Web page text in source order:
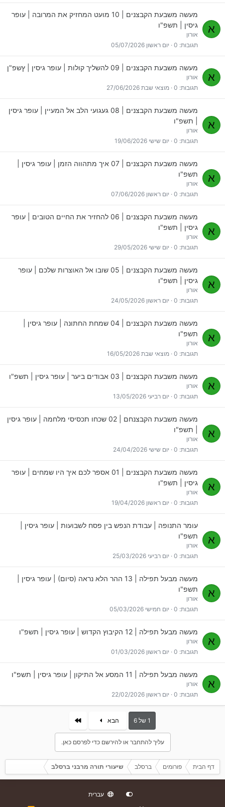
א
מעשה משבעת הקבצנים | 10 מועט המחזיק את המרובה | עופר
גיסין | תשפ"ו
אורון
תגובות 0 יום ראשון 05/07/2026
א
מעשה משבעת הקבצנים | 09 להשליך קולות | עופר גיסין | ץשפ"ן
אורון
תגובות 0 מוצאי שבת 27/06/2026
א
מעשה משבעת הקבצנים | 08 געגועי הלב אל המעיין | עופר גיסין
| תשפ"ו
אורון
תגובות 0 יום שישי 19/06/2026
א
מעשה משבעת הקבצנים | 07 איך מתהווה הזמן | עופר גיסין |
תשפ"ו
אורון
תגובות 0 יום ראשון 07/06/2026
א
מעשה משבעת הקבצנים | 06 להחזיר את החיים הטובים | עופר
גיסין | תשפ"ו
אורון
תגובות 0 יום שישי 29/05/2026
א
מעשה משבעת הקבצנים | 05 שובו אל האוצרות שלכם | עופר
גיסין | תשפ"ו
אורון
תגובות 0 יום ראשון 24/05/2026
א
מעשה משבעת הקבצנים | 04 שמחת החתונה | עופר גיסין |
תשפ"ו
אורון
תגובות 0 מוצאי שבת 16/05/2026
א
מעשה משבעת הקבצנים | 03 אבודים ביער | עופר גיסין | תשפ"ו
אורון
תגובות 0 יום רביעי 13/05/2026
א
מעשה משבעת הקבצנחם | 02 שכחו תכסיסי מלחמה | עופר גיסין
| תשפ"ו
אורון
תגובות 0 יום שישי 24/04/2026
א
מעשה משבעת הקבצנים | 01 אספר לכם איך היו שמחים | עופר
גיסין | תשפ"ו
אורון
תגובות 0 יום ראשון 19/04/2026
א
עומר התנופה | עבודת הנפש בין פסח לשבועות | עופר גיסין |
תשפ"ו
אורון
תגובות 0 יום רביעי 25/03/2026
א
מעשה מבעל תפילה | 13 ההר הלא נראה (סיום) | עופר גיסין |
תשפ"ו
אורון
תגובות 0 יום חמישי 05/03/2026
א
מעשה מבעל תפילה | 12 הקיבוץ הקדוש | עופר גיסין | תשפ"ו
אורון
תגובות 0 יום ראשון 01/03/2026
א
מעשה מבעל תפילה | 11 המסע אל התיקון | עופר גיסין | תשפ"ו
אורון
תגובות 0 יום ראשון 22/02/2026
1 של 6 הבא
עליך להתחבר או להירשם כדי לפרסם כאן.
דף הבית פורומים ברסלב שיעורי תורה מרבני ברסלב
עברית